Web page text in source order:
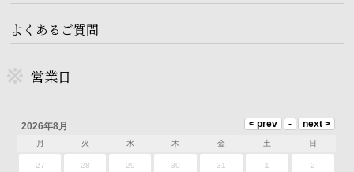
よくあるご質問
営業日
2026年8月
月 火 水 木 金 土 日
27 28 29 30 31 1 2